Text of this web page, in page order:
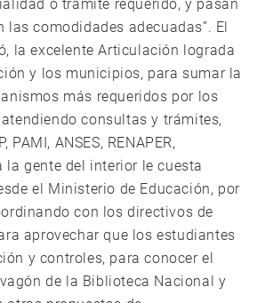
o trámite requerido, y pasan
las comodidades adecuadas”. El
la excelente Articulación lograda
y los municipios, para sumar la
más requeridos por los
consultas y trámites,
PAMI, ANSES, RENAPER,
la gente del interior le cuesta
el Ministerio de Educación, por
con los directivos de
aprovechar que los estudiantes
y controles, para conocer el
de la Biblioteca Nacional y